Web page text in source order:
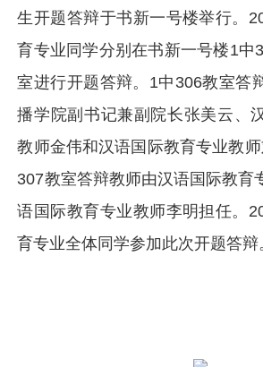
生开题答辩于书新一号楼举行。
育专业同学分别在书新一号楼1中
室进行开题答辩。1中306教室答
播学院副书记兼副院长张美云、
教师金伟和汉语国际教育专业教
307教室答辩教师由汉语国际教育
语国际教育专业教师李明担任。
育专业全体同学参加此次开题答辩